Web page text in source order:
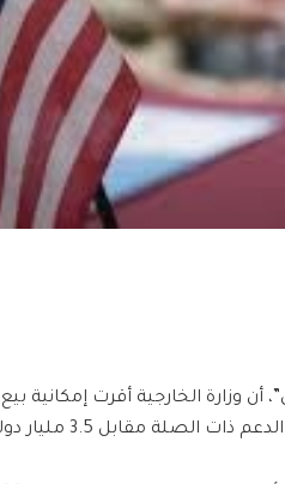
أن وزارة الخارجية أقرت
مقابل 3.5 مليار دولار.